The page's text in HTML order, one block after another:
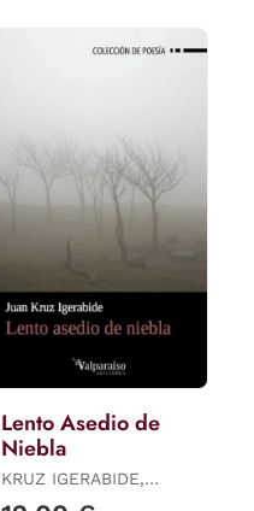
Lento Asedio de
Niebla
KRUZ IGERABIDE,